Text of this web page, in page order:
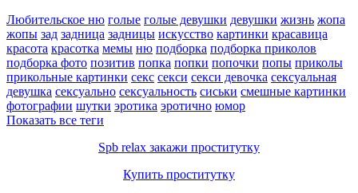
Любительское ню голые голые девушки девушки жизнь жопа
жопы зад задница задницы искусство картинки красавица
красота красотка мемы ню подборка подборка приколов
подборка фото позитив попка попки попочки попы приколы
прикольные картинки секс секси секси девочка сексуальная
девушка сексуально сексуальность сиськи смешные картинки
фотографии шутки эротика эротично юмор
Показать все теги
Spb relax закажи проститутку
Купить проститутку